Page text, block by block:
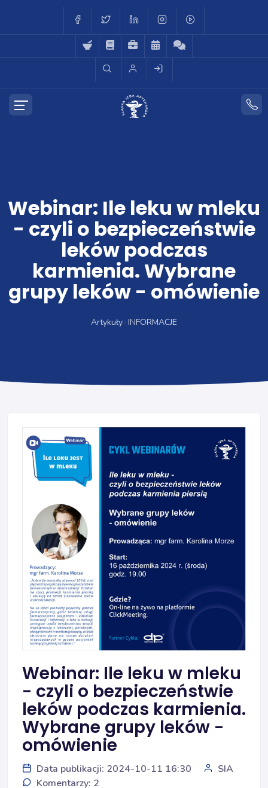
Webinar: Ile leku w mleku
- czyli o bezpieczeństwie
leków podczas
karmienia. Wybrane
grupy leków - omówienie
Artykuły INFORMACJE
Webinar: Ile leku w mleku
- czyli o bezpieczeństwie
leków podczas karmienia.
Wybrane grupy leków -
omówienie
Data publikacji: 2024-10-11 16:30
SIA
Komentarzy: 2